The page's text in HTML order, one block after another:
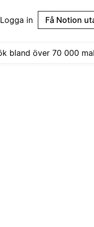
Logga in Få Notion